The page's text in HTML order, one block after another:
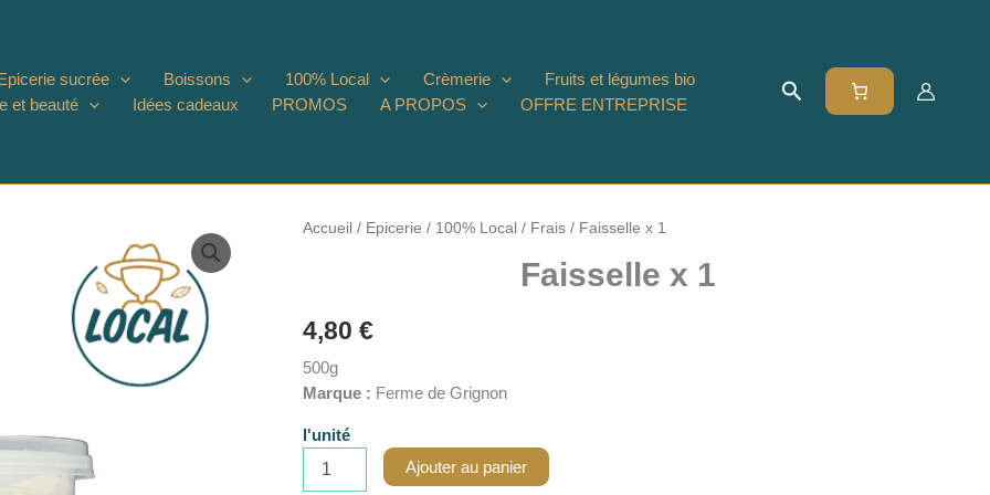
sucrée Boissons 100% Local Crèmerie
Fruits et légumes bio
et beauté Idées cadeaux PROMOS A PROPOS OFFRE ENTREPRISE
Rechercher
Accueil / Epicerie / 100% Local / Frais/ Faisselle x 1
Faisselle x 1
4,80 €
500g
Marque : Ferme de Grignon
l'unité
quantité
Ajouter au panier